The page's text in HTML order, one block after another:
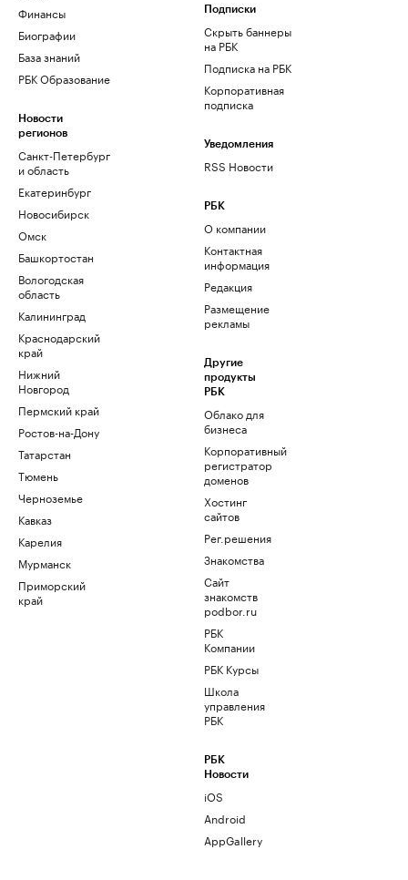
Финансы
Биографии
База знаний
РБК Образование
Новости
регионов
Санкт-Петербург
и область
Екатеринбург
Новосибирск
Омск
Башкортостан
Вологодская
область
Калининград
Краснодарский
край
Нижний
Новгород
Пермский край
Ростов-на-Дону
Татарстан
Тюмень
Черноземье
Кавказ
Карелия
Мурманск
Приморский
край
Подписки
Скрыть баннеры
на РБК
Подписка на РБК
Корпоративная
подписка
Уведомления
RSS Новости
РБК
О компании
Контактная
информация
Редакция
Размещение
рекламы
Другие
продукты
РБК
Облако для
бизнеса
Корпоративный
регистратор
доменов
Хостинг
сайтов
Рег.решения
Знакомства
Сайт
знакомств
podbor.ru
РБК
Компании
РБК Курсы
Школа
управления
РБК
РБК
Новости
iOS
Android
AppGallery